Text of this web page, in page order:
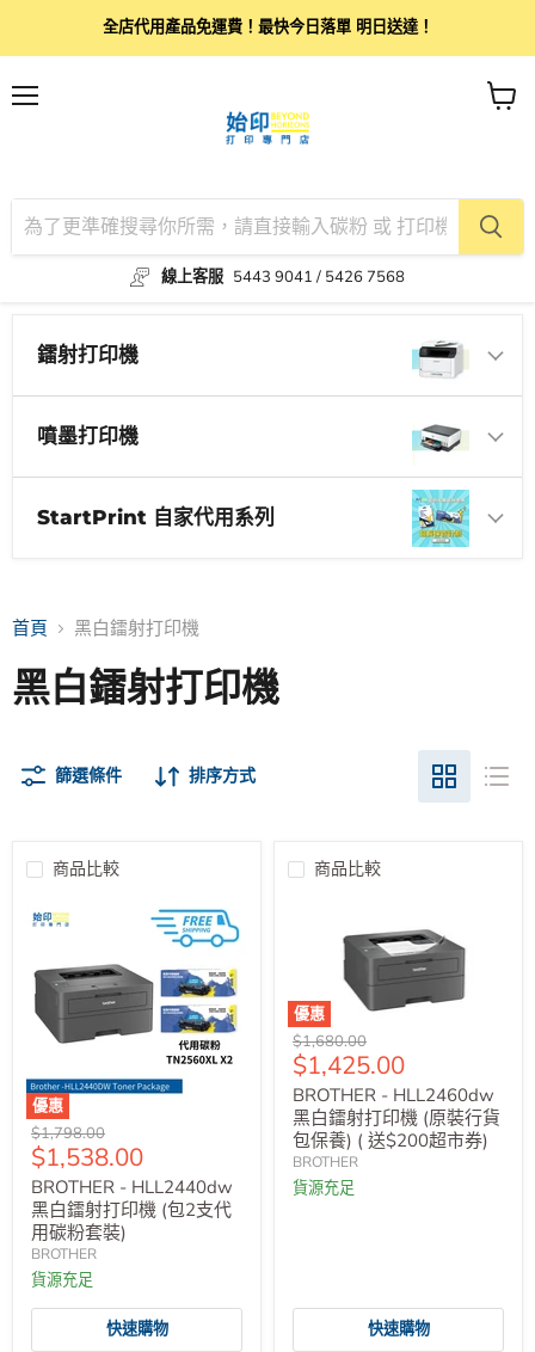
全店代用產品免運費！最快今日落單 明日送達！
線上客服 5443 9041 / 5426 7568
查
車
鐳射打印機
噴墨打印機
StartPrint 自家代用系列
首頁 黑白鐳射打印機
黑白鐳射打印機
篩選條件 排序方式
商品比較
優惠
原
價
$1,798.00
售
價
$1,538.00
BROTHER - HLL2440dw
黑白鐳射打印機 (包2支代
用碳粉套裝)
BROTHER
貨源充足
快速購物
商品比較
優惠
原
價
$1,680.00
售
價
$1,425.00
BROTHER - HLL2460dw
黑白鐳射打印機 (原裝行貨
包保養) ( 送$200超市券)
BROTHER
貨源充足
快速購物